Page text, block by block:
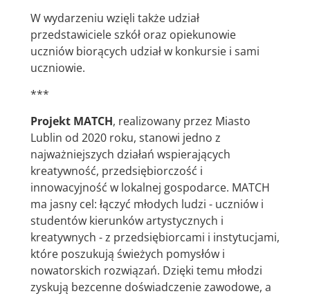
W wydarzeniu wzięli także udział
przedstawiciele szkół oraz opiekunowie
uczniów biorących udział w konkursie i sami
uczniowie.
***
Projekt MATCH, realizowany przez Miasto
Lublin od 2020 roku, stanowi jedno z
najważniejszych działań wspierających
kreatywność, przedsiębiorczość i
innowacyjność w lokalnej gospodarce. MATCH
ma jasny cel: łączyć młodych ludzi - uczniów i
studentów kierunków artystycznych i
kreatywnych - z przedsiębiorcami i instytucjami,
które poszukują świeżych pomysłów i
nowatorskich rozwiązań. Dzięki temu młodzi
zyskują bezcenne doświadczenie zawodowe, a